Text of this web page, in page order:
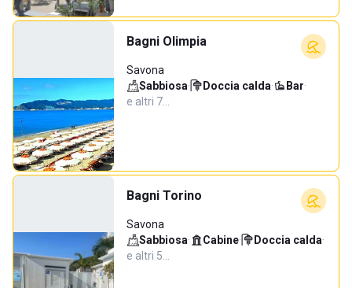
Bagni Olimpia
Savona
Sabbiosa· Doccia calda· Bar·
e altri 7…
Bagni Torino
Savona
Sabbiosa· Cabine· Doccia calda·
e altri 5…